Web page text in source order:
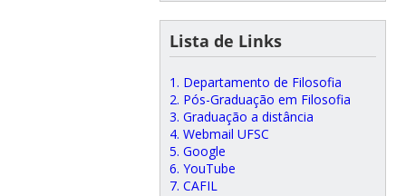
Lista de Links
1. Departamento de Filosofia
2. Pós-Graduação em Filosofia
3. Graduação a distância
4. Webmail UFSC
5. Google
6. YouTube
7. CAFIL